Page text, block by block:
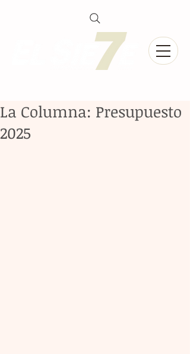
La Columna: Presupuesto
2025